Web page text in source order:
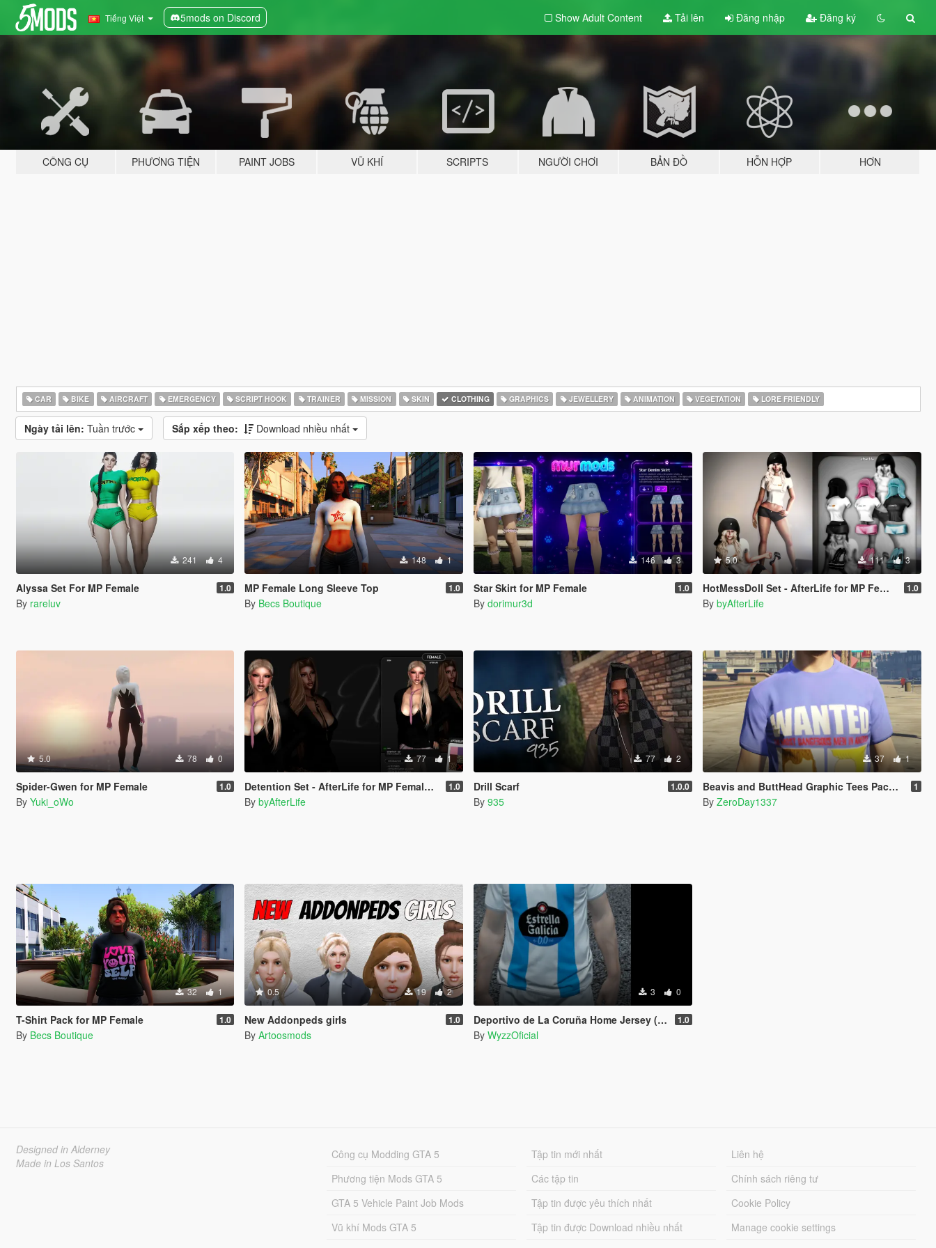
Tiếng Việt 5mods on Discord Show Adult Content Tải lên Đăng nhập Đăng ký
CÔNG CỤ PHƯƠNG TIỆN PAINT JOBS VŨ KHÍ SCRIPTS NGƯỜI CHƠI BẢN ĐỒ HỖN HỢP HƠN
CAR BIKE AIRCRAFT EMERGENCY SCRIPT HOOK TRAINER MISSION SKIN CLOTHING GRAPHICS JEWELLERY ANIMATION VEGETATION LORE FRIENDLY
Ngày tải lên: Tuần trước Sắp xếp theo: Download nhiều nhất
241 4
Alyssa Set For MP Female 1.0
By rareluv
148 1
MP Female Long Sleeve Top 1.0
By Becs Boutique
146 3
Star Skirt for MP Female 1.0
By dorimur3d
5.0 111 3
HotMessDoll Set - AfterLife for MP Female (fitted on Slut Body) 1.0
By byAfterLife
5.0 78 0
Spider-Gwen for MP Female 1.0
By Yuki_oWo
77 1
Detention Set - AfterLife for MP Female (fitted on Slut Body) 1.0
By byAfterLife
77 2
Drill Scarf 1.0.0
By 935
37 1
Beavis and ButtHead Graphic Tees Pack for MP Male 1
By ZeroDay1337
32 1
T-Shirt Pack for MP Female 1.0
By Becs Boutique
0.5 19 2
New Addonpeds girls 1.0
By Artoosmods
3 0
Deportivo de La Coruña Home Jersey (MP Male) 1.0
By WyzzOficial
Designed in Alderney
Made in Los Santos
Công cụ Modding GTA 5
Phương tiện Mods GTA 5
GTA 5 Vehicle Paint Job Mods
Vũ khí Mods GTA 5
Tập tin mới nhất
Các tập tin
Tập tin được yêu thích nhất
Tập tin được Download nhiều nhất
Liên hệ
Chính sách riêng tư
Cookie Policy
Manage cookie settings